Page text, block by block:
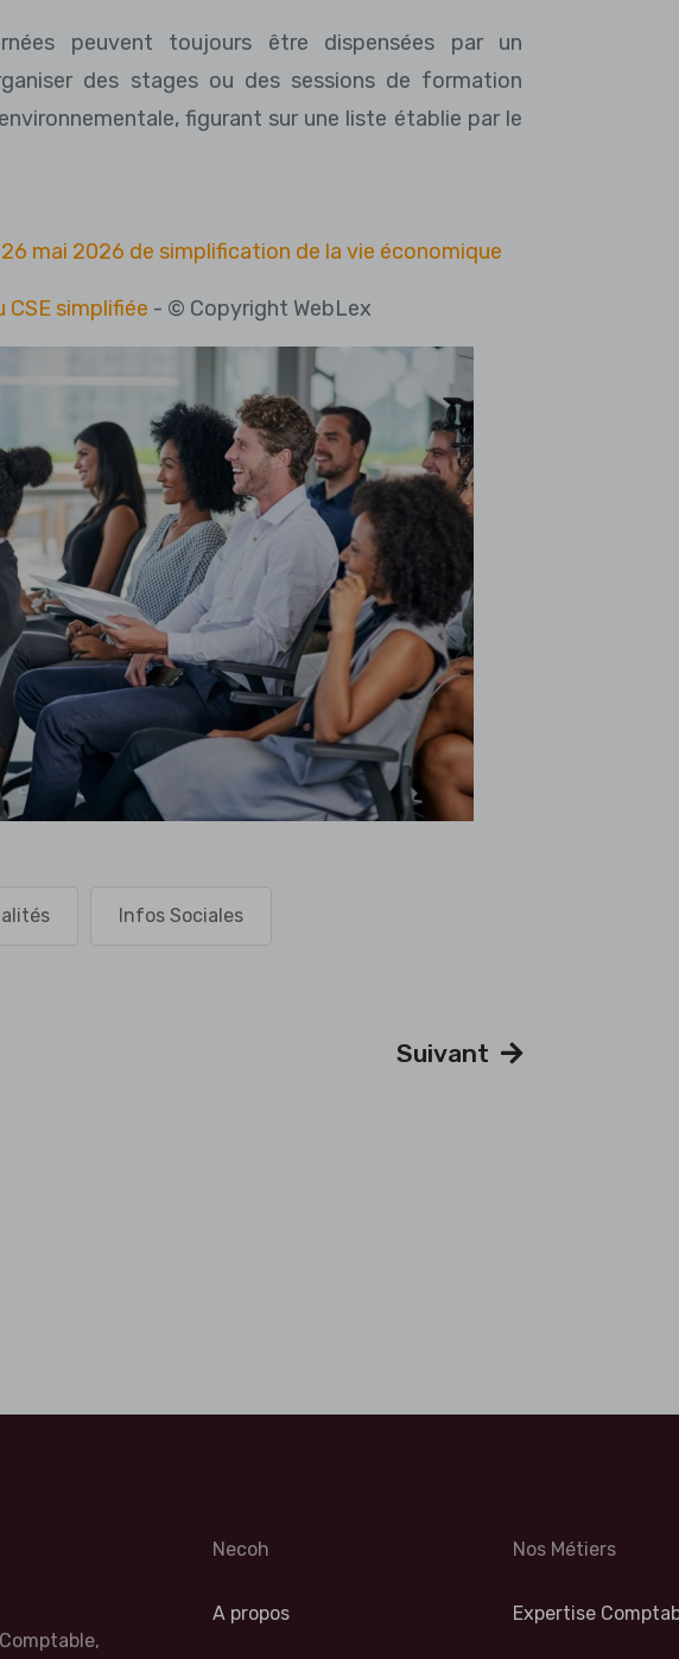
peuvent toujours être dispensées par un
des stages ou des sessions de formation
figurant sur une liste établie par le
mai 2026 de simplification de la vie économique
simplifiée - © Copyright WebLex
Infos Sociales
Suivant
Necoh
A propos
Nos Métiers
Expertise